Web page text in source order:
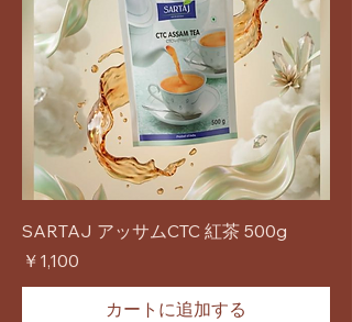
SARTAJ アッサムCTC 紅茶 500g
価格
￥1,100
カートに追加する